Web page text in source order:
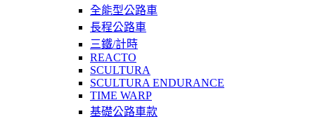
全能型公路車
長程公路車
三鐵/計時
REACTO
SCULTURA
SCULTURA ENDURANCE
TIME WARP
基礎公路車款